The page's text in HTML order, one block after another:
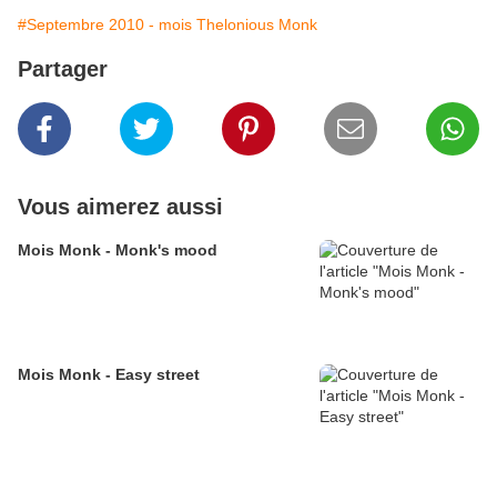
#Septembre 2010 - mois Thelonious Monk
Partager
Vous aimerez aussi
Mois Monk - Monk's mood
Mois Monk - Easy street